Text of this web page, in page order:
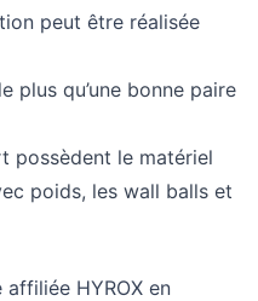
peut être réalisée
plus qu’une bonne paire
possèdent le matériel
poids, les wall balls et
affiliée HYROX en